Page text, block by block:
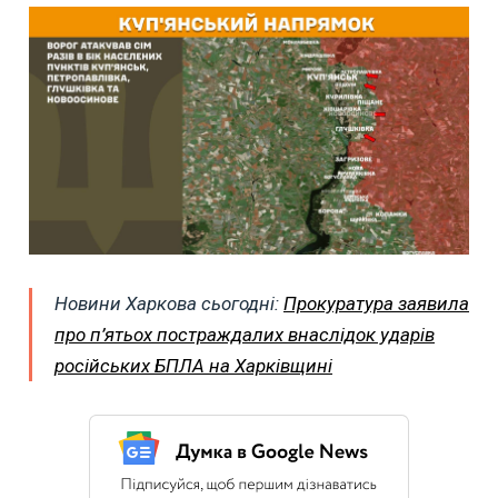
Новини Харкова сьогодні: Прокуратура заявила
про п’ятьох постраждалих внаслідок ударів
російських БПЛА на Харківщині